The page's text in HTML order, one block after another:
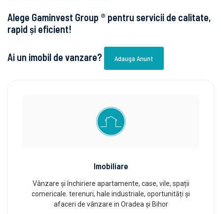
Alege Gaminvest Group ® pentru servicii de calitate,
rapid și eficient!
Ai un imobil de vanzare? Adauga Anunt
Imobiliare
Vânzare și închiriere apartamente, case, vile, spații
comericale. terenuri, hale industriale, oportunități și
afaceri de vânzare in Oradea și Bihor